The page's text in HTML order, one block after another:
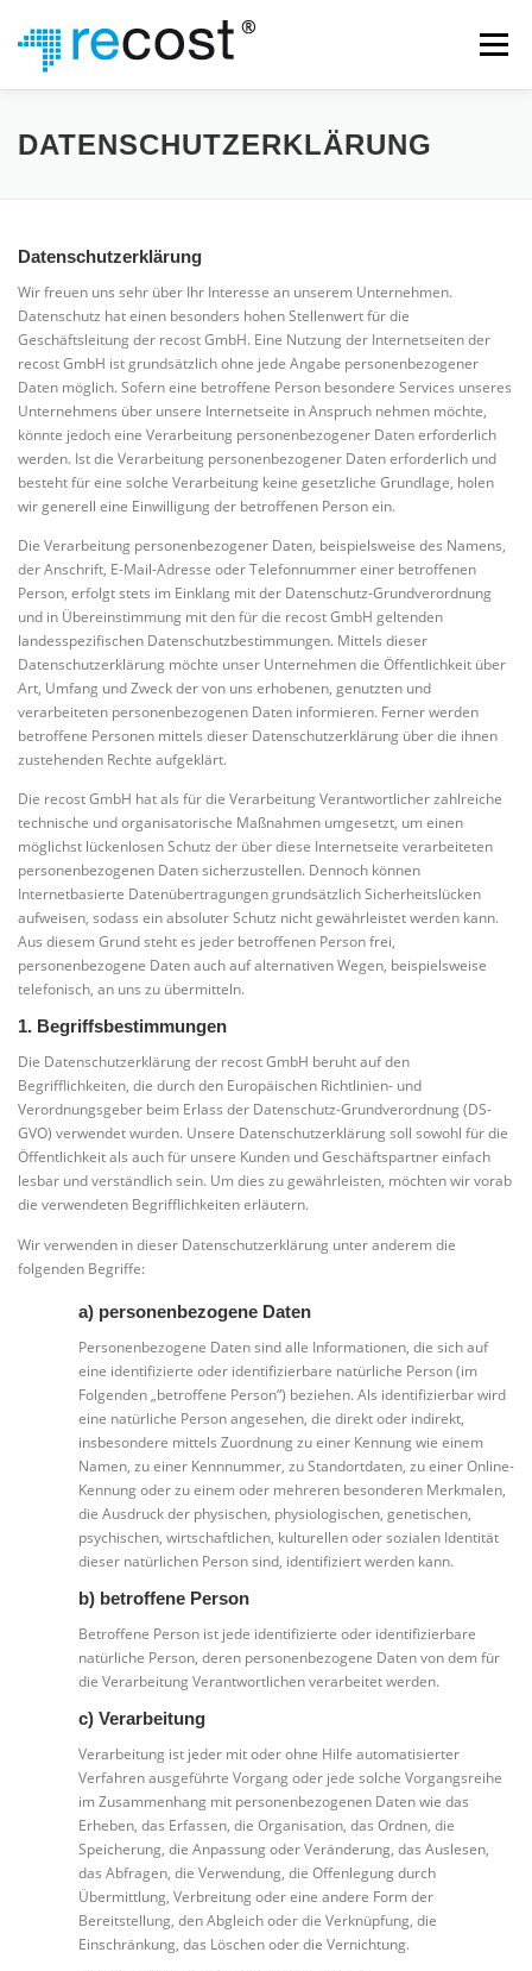
Inhalt
springen
Menü
WAS WIR TUN UNTERNEHMEN TEAM
DATENSCHUTZERKLÄRUNG
Datenschutzerklärung
Wir freuen uns sehr über Ihr Interesse an unserem Unternehmen.
Datenschutz hat einen besonders hohen Stellenwert für die
Geschäftsleitung der recost GmbH. Eine Nutzung der Internetseiten der
recost GmbH ist grundsätzlich ohne jede Angabe personenbezogener
Daten möglich. Sofern eine betroffene Person besondere Services unseres
Unternehmens über unsere Internetseite in Anspruch nehmen möchte,
könnte jedoch eine Verarbeitung personenbezogener Daten erforderlich
werden. Ist die Verarbeitung personenbezogener Daten erforderlich und
besteht für eine solche Verarbeitung keine gesetzliche Grundlage, holen
wir generell eine Einwilligung der betroffenen Person ein.
Die Verarbeitung personenbezogener Daten, beispielsweise des Namens,
der Anschrift, E-Mail-Adresse oder Telefonnummer einer betroffenen
Person, erfolgt stets im Einklang mit der Datenschutz-Grundverordnung
und in Übereinstimmung mit den für die recost GmbH geltenden
landesspezifischen Datenschutzbestimmungen. Mittels dieser
Datenschutzerklärung möchte unser Unternehmen die Öffentlichkeit über
Art, Umfang und Zweck der von uns erhobenen, genutzten und
verarbeiteten personenbezogenen Daten informieren. Ferner werden
betroffene Personen mittels dieser Datenschutzerklärung über die ihnen
zustehenden Rechte aufgeklärt.
Die recost GmbH hat als für die Verarbeitung Verantwortlicher zahlreiche
technische und organisatorische Maßnahmen umgesetzt, um einen
möglichst lückenlosen Schutz der über diese Internetseite verarbeiteten
personenbezogenen Daten sicherzustellen. Dennoch können
Internetbasierte Datenübertragungen grundsätzlich Sicherheitslücken
aufweisen, sodass ein absoluter Schutz nicht gewährleistet werden kann.
Aus diesem Grund steht es jeder betroffenen Person frei,
personenbezogene Daten auch auf alternativen Wegen, beispielsweise
telefonisch, an uns zu übermitteln.
1. Begriffsbestimmungen
Die Datenschutzerklärung der recost GmbH beruht auf den
Begrifflichkeiten, die durch den Europäischen Richtlinien- und
Verordnungsgeber beim Erlass der Datenschutz-Grundverordnung (DS-
GVO) verwendet wurden. Unsere Datenschutzerklärung soll sowohl für die
Öffentlichkeit als auch für unsere Kunden und Geschäftspartner einfach
lesbar und verständlich sein. Um dies zu gewährleisten, möchten wir vorab
die verwendeten Begrifflichkeiten erläutern.
Wir verwenden in dieser Datenschutzerklärung unter anderem die
folgenden Begriffe:
a) personenbezogene Daten
Personenbezogene Daten sind alle Informationen, die sich auf
eine identifizierte oder identifizierbare natürliche Person (im
Folgenden „betroffene Person“) beziehen. Als identifizierbar wird
eine natürliche Person angesehen, die direkt oder indirekt,
insbesondere mittels Zuordnung zu einer Kennung wie einem
Namen, zu einer Kennnummer, zu Standortdaten, zu einer Online-
Kennung oder zu einem oder mehreren besonderen Merkmalen,
die Ausdruck der physischen, physiologischen, genetischen,
psychischen, wirtschaftlichen, kulturellen oder sozialen Identität
dieser natürlichen Person sind, identifiziert werden kann.
b) betroffene Person
Betroffene Person ist jede identifizierte oder identifizierbare
natürliche Person, deren personenbezogene Daten von dem für
die Verarbeitung Verantwortlichen verarbeitet werden.
c) Verarbeitung
Verarbeitung ist jeder mit oder ohne Hilfe automatisierter
Verfahren ausgeführte Vorgang oder jede solche Vorgangsreihe
im Zusammenhang mit personenbezogenen Daten wie das
Erheben, das Erfassen, die Organisation, das Ordnen, die
Speicherung, die Anpassung oder Veränderung, das Auslesen,
das Abfragen, die Verwendung, die Offenlegung durch
Übermittlung, Verbreitung oder eine andere Form der
Bereitstellung, den Abgleich oder die Verknüpfung, die
Einschränkung, das Löschen oder die Vernichtung.